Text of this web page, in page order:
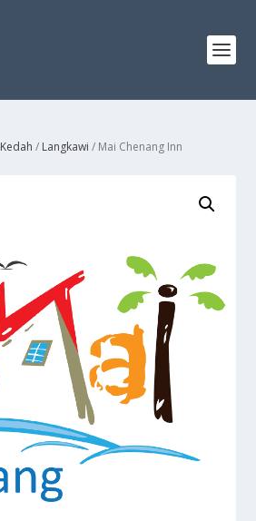
Kedah / Langkawi / Mai Chenang Inn